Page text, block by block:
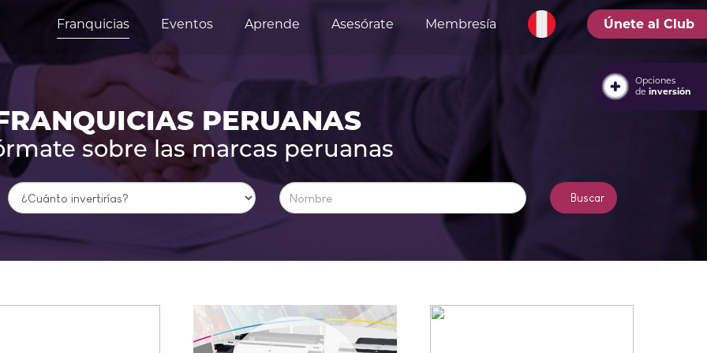
Franquicias Eventos Aprende Asesórate Membresía Únete al Club
Opciones
de inversión
PERUANAS
sobre las marcas peruanas
Buscar